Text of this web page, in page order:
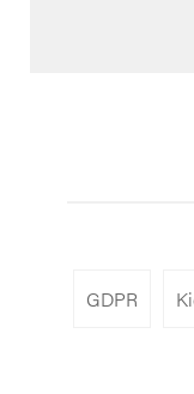
GDPR